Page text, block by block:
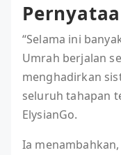
“Selama ini
Umrah berjalan
menghadirkan
seluruh tahapan
ElysianGo.
Ia